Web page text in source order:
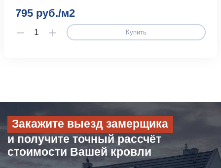
795 руб./м2
Купить
Закажите выезд замерщика
и получите точный рассчёт
стоимости Вашей кровли